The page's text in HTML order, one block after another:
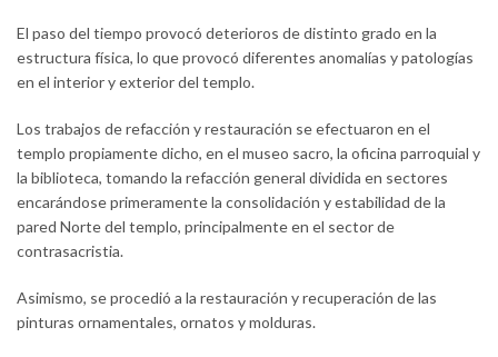
El paso del tiempo provocó deterioros de distinto grado en la
estructura física, lo que provocó diferentes anomalías y patologías
en el interior y exterior del templo.
Los trabajos de refacción y restauración se efectuaron en el
templo propiamente dicho, en el museo sacro, la oficina parroquial y
la biblioteca, tomando la refacción general dividida en sectores
encarándose primeramente la consolidación y estabilidad de la
pared Norte del templo, principalmente en el sector de
contrasacristia.
Asimismo, se procedió a la restauración y recuperación de las
pinturas ornamentales, ornatos y molduras.